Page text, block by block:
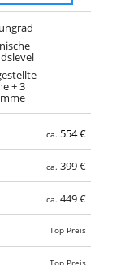
+ 3
ca. 554 €
ca.399 €
ca.449 €
Top Preis
Top Preis